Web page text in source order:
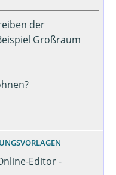
der
Großraum
Editor -